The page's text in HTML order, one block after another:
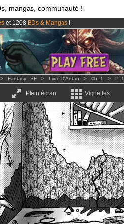
mangas, communauté !
et 1208 BDs & Mangas !
est désormais lancé!.
à partir de
3.95 eurospar mois !Clique ici
Fantasy - SF > Livre D'Antan > Ch. 1 > P.
Plein écran Vignettes